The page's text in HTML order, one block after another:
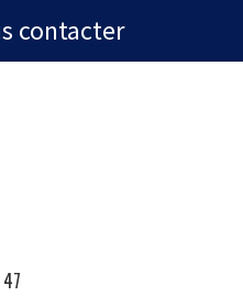
contacter
47